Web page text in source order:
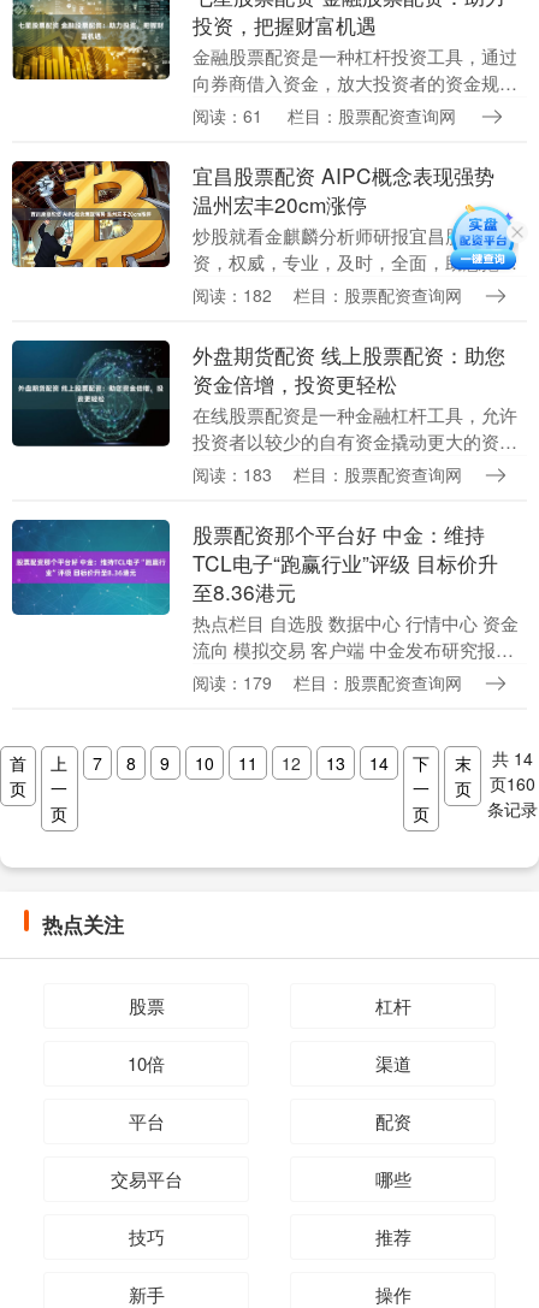
投资，把握财富机遇
金融股票配资是一种杠杆投资工具，通过
向券商借入资金，放大投资者的资金规
模，从而提高投资收益。对于资金有限的
率，把握更多财富机遇....
阅读：61 栏目：股票配资查询网
宜昌股票配资 AIPC概念表现强势
温州宏丰20cm涨停
炒股就看金麒麟分析师研报宜昌股票配
资，权威，专业，及时，全面，助您挖掘
潜力主题机会！ * **放大投资资金：**通过
资收益率....
阅读：182 栏目：股票配资查询网
外盘期货配资 线上股票配资：助您
资金倍增，投资更轻松
在线股票配资是一种金融杠杆工具，允许
投资者以较少的自有资金撬动更大的资金
进行股票投资。通过配资平台，投资者可
获得更高的潜在收....
阅读：183 栏目：股票配资查询网
股票配资那个平台好 中金：维持
TCL电子“跑赢行业”评级 目标价升
至8.36港元
热点栏目 自选股 数据中心 行情中心 资金
流向 模拟交易 客户端 中金发布研究报告
称，考虑TCL电子（01070）产品结构、海
阅读：179 栏目：股票配资查询网
首
页
上
一
页
7 8 9 10 11 12 13 14
下
一
页
末
页
共 14
页160
条记录
热点关注
股票 杠杆
10倍 渠道
平台 配资
交易平台 哪些
技巧 推荐
新手 操作